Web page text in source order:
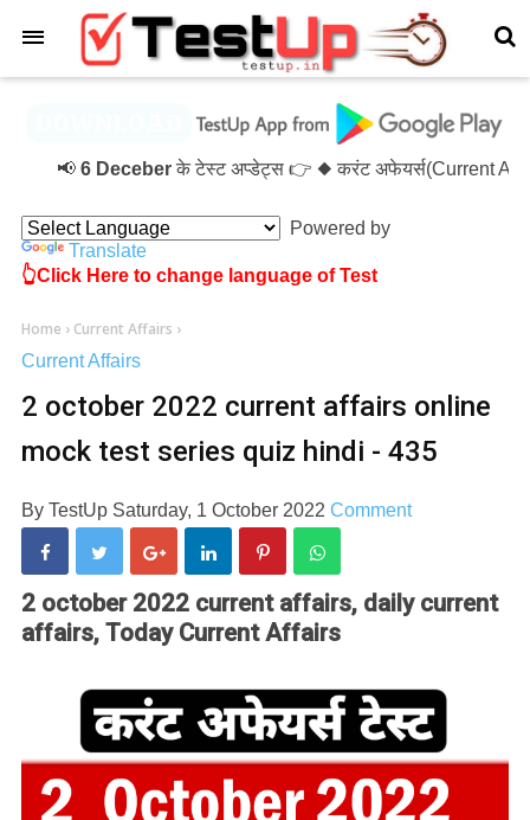
6 Deceberके टेस्ट अप्डेट्स 👉 ◆ करंट अफेयर्स(Current
Powered by
Translate
👆Click Here to change language of Test
Home › Current Affairs ›
Current Affairs
2 october 2022 current affairs online
mock test series quiz hindi - 435
By TestUp Saturday, 1 October 2022 Comment
2 october 2022 current affairs, daily current
affairs, Today Current Affairs